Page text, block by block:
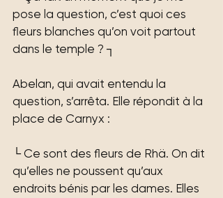
pose la question, c’est quoi ces
fleurs blanches qu’on voit partout
dans le temple ? ┐
Abelan, qui avait entendu la
question, s’arrêta. Elle répondit à la
place de Carnyx :
└ Ce sont des fleurs de Rhä. On dit
qu’elles ne poussent qu’aux
endroits bénis par les dames. Elles